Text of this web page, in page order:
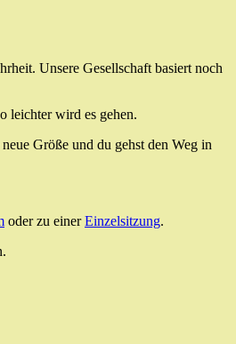
Unsere Gesellschaft basiert noch
leichter wird es gehen.
Größe und du gehst den Weg in
oder zu einerEinzelsitzung.